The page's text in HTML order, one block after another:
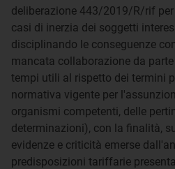
deliberazione 443/2019/R/rif
casi di inerzia dei soggetti
disciplinando le conseguenze
mancata collaborazione da
tempi utili al rispetto dei termini
normativa vigente per
organismi competenti, delle
determinazioni), con la finalità,
evidenze e criticità emerse
predisposizioni tariffarie